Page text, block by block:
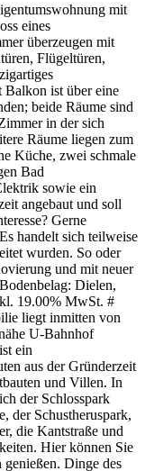
mit
eines
überzeugen mit
Flügeltüren,
Balkon ist über eine
beide Räume sind
in der sich
Räume liegen zum
Küche, zwei schmale
Bad
sowie ein
angebaut und soll
Gerne
handelt sich teilweise
wurden. So oder
und mit neuer
Dielen,
19.00% MwSt. #
liegt inmitten von
U-Bahnhof
ein
aus der Gründerzeit
und Villen. In
der Schlosspark
der Schustheruspark,
die Kantstraße und
Hier können Sie
Dinge des